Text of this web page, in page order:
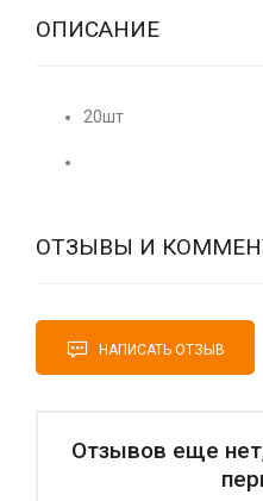
ОПИСАНИЕ
20шт
ОТЗЫВЫ И
НАПИСАТЬ ОТЗЫВ
Отзывов еще